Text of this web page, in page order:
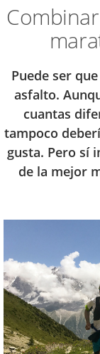
Puede ser
asfalto.
cuantas
tampoco
gusta. Pero sí
de la mejor